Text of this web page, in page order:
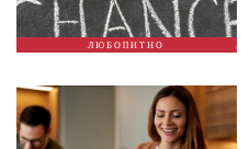
ЛЮБОПИТНО